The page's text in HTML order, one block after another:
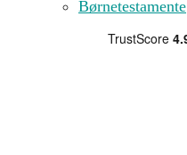
Børnetestamente